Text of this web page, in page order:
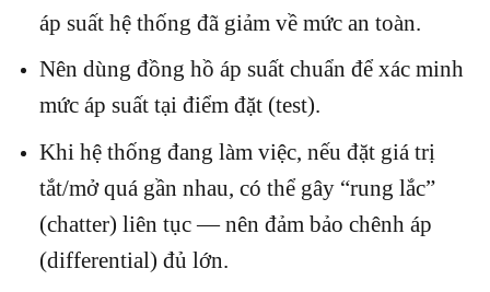
áp suất hệ thống đã giảm về mức an toàn.
Nên dùng đồng hồ áp suất chuẩn để xác minh
mức áp suất tại điểm đặt (test).
Khi hệ thống đang làm việc, nếu đặt giá trị
tắt/mở quá gần nhau, có thể gây “rung lắc”
(chatter) liên tục — nên đảm bảo chênh áp
(differential) đủ lớn.